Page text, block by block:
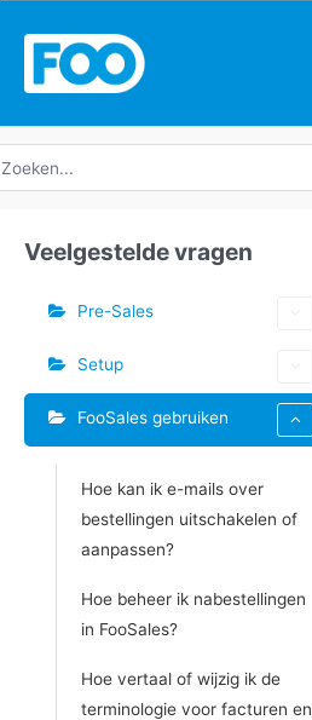
Veelgestelde vragen
Pre-Sales
Setup
FooSales gebruiken
Hoe kan ik e-mails over
bestellingen uitschakelen of
aanpassen?
Hoe beheer ik nabestellingen
in FooSales?
Hoe vertaal of wijzig ik de
terminologie voor facturen en